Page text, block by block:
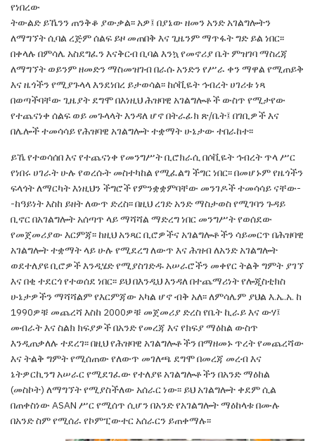
የነበረው
ትውልድይኼንን ጠንቅቆ ያውቃል፡፡ አዎ፤ በያኔው ዘመን አንድአገልግሎትን
ለማግኘት ሲባል ረጅም ሰልፍ ይዞ መጠበቅ እናጊዜንም ማጥፋት ግድ ይል ነበር፡፡
በቀላሉ በምሳሌ አስደግፈንእናቅርብ ቢባል እንኳ የመኖሪያ ቤት ምዝገባ ማስረጃ
ለማግኘት ወይንም ዘመድን ማስመዝገብ በራሱ አንድን የሥራ ቀን ማዋል የሚጠይቅ
እና ዜጎችን የሚያጉላላ እንደነበረ ይታወሳል፡፡ ከሶቪዬት ኅብረት ሀገሪቱ ነጻ
በወጣችባቸው ጊዜያት ደግሞበእነዚህ ሕዝባዊ አገልግሎቶች ውስጥ የሚታየው
የተጨናነቀ ሰልፍ ወይ መጉላላት እንዳለ ሆኖ በትራፊክ ጽ/ቤት፤ በገቢዎችእና
በሌሎች ተመሳሳይ የሕዝባዊ አገልግሎት ተቋማት ሁኔታው ተበራከተ፡፡
ይኼ የተወሳሰበ እና የተጨናነቀ የመንግሥት ቢሮክራሲበሶቪዬት ኅብረት ጥላ ሥር
የነበሩ ሀገራት ሁሉ የወረሱትመስተካከል የሚፈልግ ችግር ነበር፡፡ በመሆኑም የዜጎችን
ፍላጎት ለማርካት እነዚህን ችግሮች የምንቋቋምባቸውመንገዶች ተመሳሳይ ናቸው-
-ከዓይነት እስከ ይዘት ለውጥ ድረስ፡፡ በዚህ ረገድ አንድ ማስታወስ የሚገባን ጉዳይ
ቢኖርበአገልግሎት አሰጣጥ ላይ ማሻሻል ማድረግ ነበር መንግሥትየወሰደው
የመጀመሪያው እርምጃ፡፡ ከዚህ አንጻር ቢሮዎችናአገልግሎቶችን ሳይመርጥ በሕዝባዊ
አገልግሎት ተቋማትላይ ሁሉ የሚደረግ ለውጥ እና ሕዝብ ለአንድ አገልግሎት
ወደተለያዩ ቢሮዎች እንዲሄድ የሚያስገድዱ አሠራሮችንመቀየር ትልቅ ግምት ያገኘ
እና በቂ ተደርጎ የተወሰደ ነበር፡፡ይህ በእንዲህ እንዳለ በተጨማሪነት የሎጂስቲክስ
ሁኔታዎችንማሻሻልም የእርምጃው አካል ሆኖ ብቅ አለ፡፡ ለምሳሌም ያህል እ.ኤ.አ. ከ
1990ዎቹ መጨረሻ እስከ 2000ዎቹ መጀመሪያ ድረስ የቤት ኪራይ እና ውሃ፤
መብራት እናስልክ ክፍያዎች በአንድ የመረጃ እና የክፍያ ማዕከል ውስጥ
እንዲጠቃለሉ ተደረገ፡፡ በዚህ የሕዝባዊ አገልግሎቶችንበማዘመኑ ጥረት የመጨረሻው
እና ትልቅ ግምት የሚሰጠውየለውጥ መገለጫ ደግሞ በመረጃ መረብ እና
ኔትዎርኪንግአሠራር የሚደገፈው የተለያዩ አገልግሎቶችን በአንድ ማዕከል
(መስኮት) ለማግኘት የሚያስችለው አሰራር ነው፡፡ ይህአገልግሎት ቀደም ሲል
በጠቀስነውASAN ሥር የሚሰጥ ሲሆን በአንድ የአገልግሎት ማዕከላቱ በሙሉ
በአንድ ስምየሚሰራ የኮምፒውተር አሰራርን ይጠቀማሉ፡፡